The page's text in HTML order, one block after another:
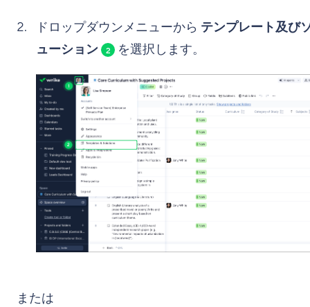
ドロップダウンメニューから テンプレート及び
ューション
2 を選択します。
または